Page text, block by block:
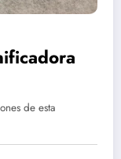
de esta